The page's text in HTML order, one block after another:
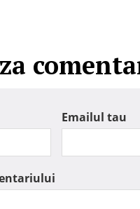
Emailul tau